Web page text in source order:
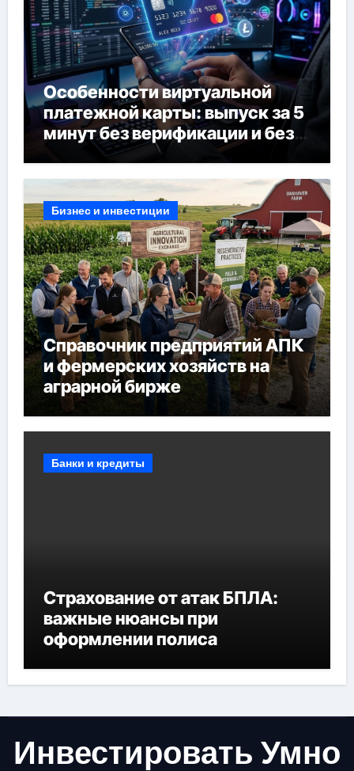
Особенности виртуальной
платежной карты: выпуск за 5
минут без верификации и без
банков, пополнение в USDT
Бизнес и инвестиции
Справочник предприятий АПК
и фермерских хозяйств на
аграрной бирже
Банки и кредиты
Страхование от атак БПЛА:
важные нюансы при
оформлении полиса
Инвестировать Умно